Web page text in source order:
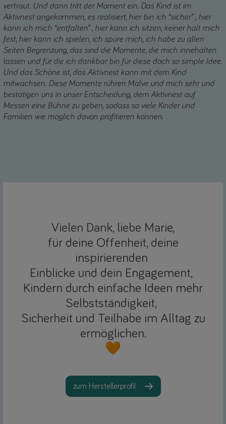
vertraut. Und dann tritt der Moment ein. Das Kind ist im
Aktivnest angekommen, es realisiert, hier bin ich “sicher” , hier
kann ich mich “entfalten” , hier kann ich sitzen, keiner hält mich
fest, hier kann ich spielen, ich spüre mich, ich habe zu allen
Seiten Begrenzung, das sind die Momente, die mich innehalten
lassen und für die ich dankbar bin für diese doch so simple Idee.
Und das Schöne ist, das Aktivnest kann mit dem Kind
mitwachsen. Diese Momente rühren Malve und mich sehr und
bestätigen uns in unser Entscheidung, dem Aktivnest auf
Messen eine Bühne zu geben, sodass so viele Kinder und
Familien wie möglich davon profitieren können.
Vielen Dank, liebe Marie,
für deine Offenheit, deine
inspirierenden
Einblicke und dein Engagement,
Kindern durch einfache Ideen mehr
Selbstständigkeit,
Sicherheit und Teilhabe im Alltag zu
ermöglichen.
🧡
zum Herstellerprofil